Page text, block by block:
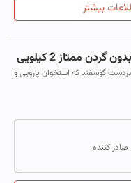
بیشتر
ممتاز 2 کیلویی
گوسفند که استخوان پارویی و
صادر کننده